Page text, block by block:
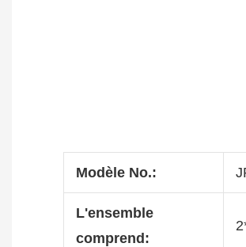
Modèle No.:
L'ensemble
comprend: